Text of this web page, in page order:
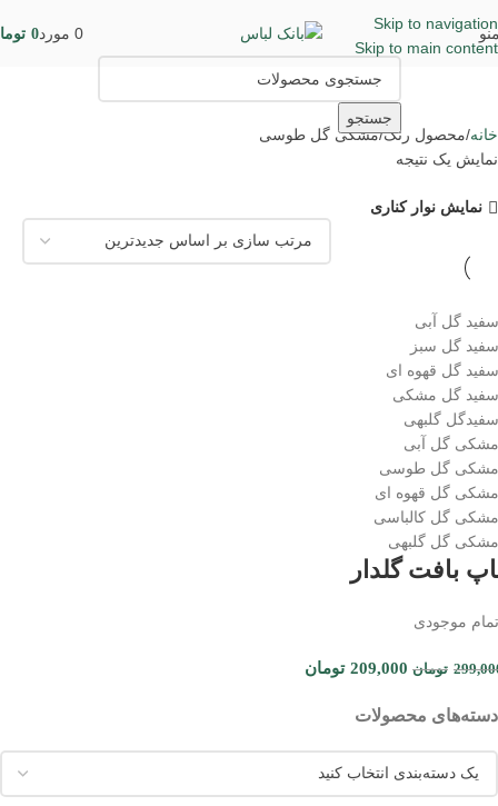
Skip to navigation
Skip to main content
0 مورد0
جستجو
دسته‌های محصولات
خانه محصول رنگ مشکی گل طوسی
نمایش یک نتیجه
نمایش نوار کناری
سفید گل آبی
سفید گل سبز
سفید گل قهوه ای
سفید گل مشکی
سفیدگل گلبهی
مشکی گل آبی
مشکی گل طوسی
مشکی گل قهوه ای
مشکی گل کالباسی
مشکی گل گلبهی
بافت گلدار
موجودی
تومان 209,000 تومان